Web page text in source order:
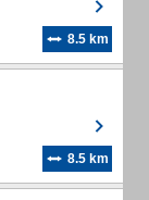
8.5 km
8.5 km